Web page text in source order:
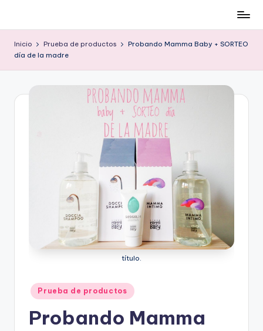
contenido
low-
Inicio Prueba de productos
Probando Mamma Baby + SORTEO
día de la madre
título.
Publicado
en
Prueba de productos
Probando Mamma